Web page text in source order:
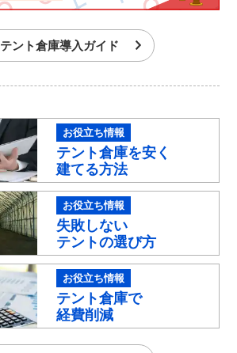
テント倉庫導入ガイド
テント倉庫を安く
建てる方法
失敗しない
テントの選び方
テント倉庫で
経費削減